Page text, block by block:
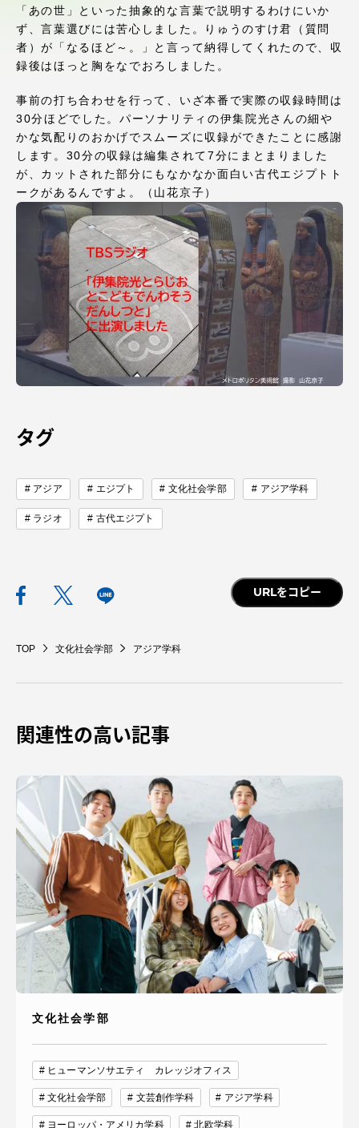
「あの世」といった抽象的な言葉で説明するわけにいか
ず、言葉選びには苦心しました。りゅうのすけ君（質問
者）が「なるほど～。」と言って納得してくれたので、収
録後はほっと胸をなでおろしました。
事前の打ち合わせを行って、いざ本番で実際の収録時間は
30分ほどでした。パーソナリティの伊集院光さんの細や
かな気配りのおかげでスムーズに収録ができたことに感謝
します。30分の収録は編集されて7分にまとまりました
が、カットされた部分にもなかなか面白い古代エジプトト
ークがあるんですよ。（山花京子）
タグ
アジア エジプト 文化社会学部 アジア学科
ラジオ 古代エジプト
URLをコピー
TOP 文化社会学部 アジア学科
関連性の高い記事
文化社会学部
ヒューマンソサエティ カレッジオフィス
文化社会学部 文芸創作学科 アジア学科
ヨーロッパ・アメリカ学科 北欧学科
アクセス情報
品川キャンパス 湘南キャンパス
伊勢原キャンパス 静岡キャンパス
熊本キャンパス
阿蘇くまもと
臨空キャンパス
札幌キャンパス
ニュースリリース
卒業にあたってのアンケート
教育研究上の目的及び養成する人材像と３つの
資料請求 お問い合わせ
在学生・保護者向けポータル（TIPS） 本学教職員向け情報
中文